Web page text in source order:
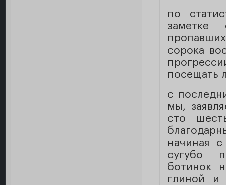
по
заметке
сорока
посещать
с
мы,
сто
начиная
сугубо
ботинок
глиной и